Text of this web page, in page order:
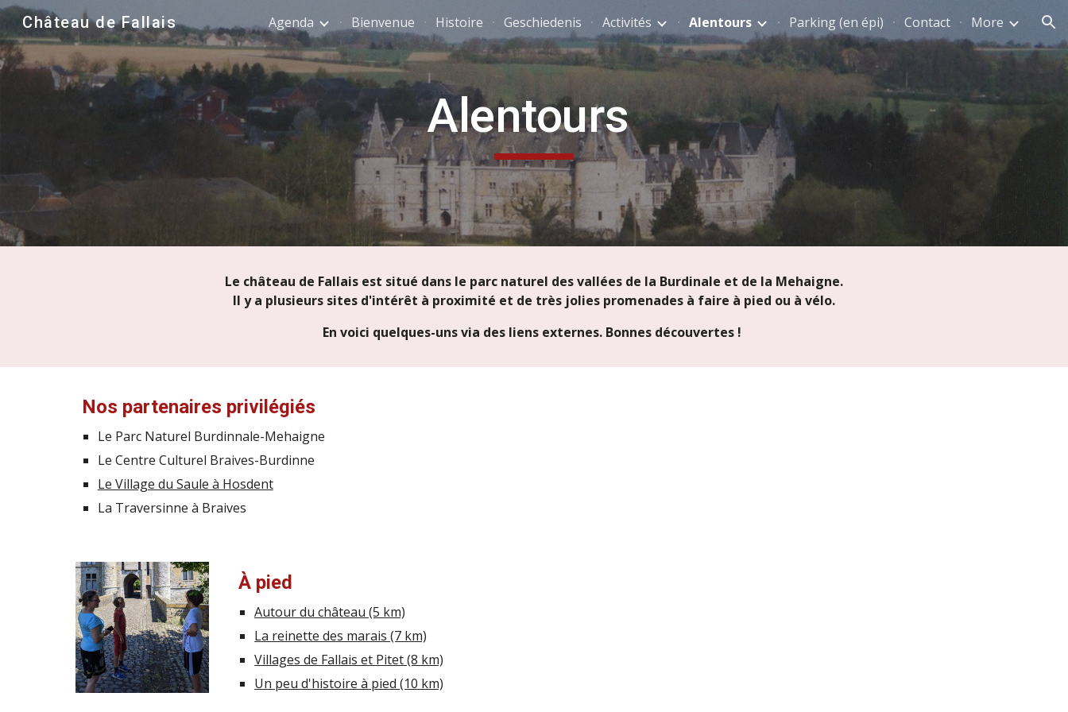
Skip to main content Skip to navigation
Château de Fallais Agenda Bienvenue Histoire Geschiedenis Activités Alentours Parking (en épi) Contact More
Alentours
Le château de Fallais est situé dans le parc naturel des vallées de la Burdinale et de la Mehaigne.
Il y a plusieurs sites d'intérêt à proximité et de très jolies promenades à faire à pied ou à vélo.
En voici quelques-uns via des liens externes. Bonnes découvertes !
Nos partenaires privilégiés
Le Parc Naturel Burdinnale-Mehaigne
Le Centre Culturel Braives-Burdinne
Le Village du Saule à Hosdent
La Traversinne à Braives
À pied
Autour du château (5 km)
La reinette des marais (7 km)
Villages de Fallais et Pitet (8 km)
Un peu d'histoire à pied (10 km)